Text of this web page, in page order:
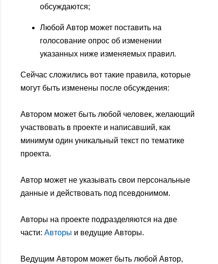
обсуждаются;
Любой Автор может поставить на
голосование опрос об изменении
указанных ниже изменяемых правил.
Сейчас сложились вот такие правила, которые
могут быть изменены после обсуждения:
Автором может быть любой человек, желающий
участвовать в проекте и написавший, как
минимум один уникальный текст по тематике
проекта.
Автор может не указывать свои персональные
данные и действовать под псевдонимом.
Авторы на проекте подразделяются на две
части: Авторы и ведущие Авторы.
Ведущим Автором может быть любой Автор,